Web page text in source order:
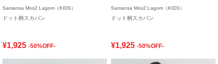
Samansa Mos2 Lagom（KIDS）
ドット柄スカパン
¥1,925 -50%OFF-
Samansa Mos2 Lagom（KIDS）
ドット柄スカパン
¥1,925 -50%OFF-